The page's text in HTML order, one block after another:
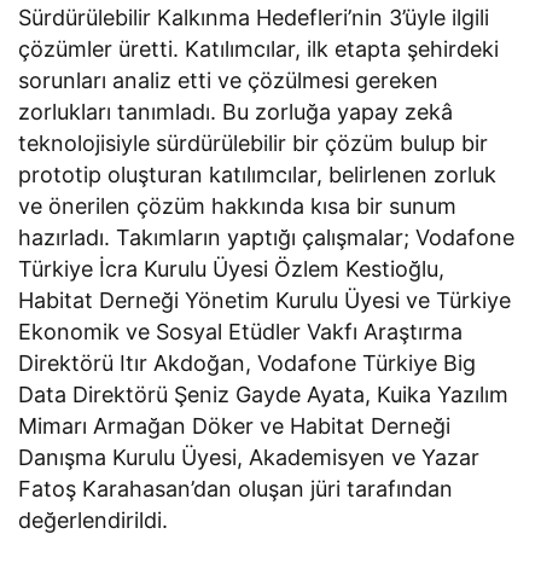
Sürdürülebilir Kalkınma Hedefleri’nin 3’üyle ilgili
çözümler üretti. Katılımcılar, ilk etapta şehirdeki
sorunları analiz etti ve çözülmesi gereken
zorlukları tanımladı. Bu zorluğa yapay zekâ
teknolojisiyle sürdürülebilir bir çözüm bulup bir
prototip oluşturan katılımcılar, belirlenen zorluk
ve önerilen çözüm hakkında kısa bir sunum
hazırladı. Takımların yaptığı çalışmalar; Vodafone
Türkiye İcra Kurulu Üyesi Özlem Kestioğlu,
Habitat Derneği Yönetim Kurulu Üyesi ve Türkiye
Ekonomik ve Sosyal Etüdler Vakfı Araştırma
Direktörü Itır Akdoğan, Vodafone Türkiye Big
Data Direktörü Şeniz Gayde Ayata, Kuika Yazılım
Mimarı Armağan Döker ve Habitat Derneği
Danışma Kurulu Üyesi, Akademisyen ve Yazar
Fatoş Karahasan’dan oluşan jüri tarafından
değerlendirildi.